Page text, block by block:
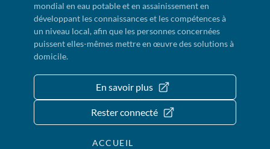
mondial en eau potable et en assainissement en
développant les connaissances et les compétences à
un niveau local, afin que les personnes concernées
puissent elles-mêmes mettre en œuvre des solutions à
domicile.
En savoir plus
Rester connecté
ACCUEIL